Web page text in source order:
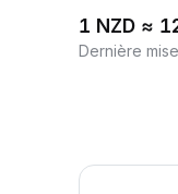
1 NZD ≈
Dernière